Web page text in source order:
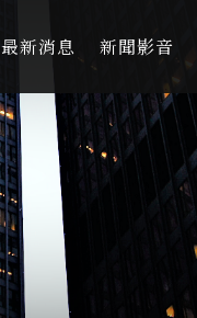
最新消息 新聞影音